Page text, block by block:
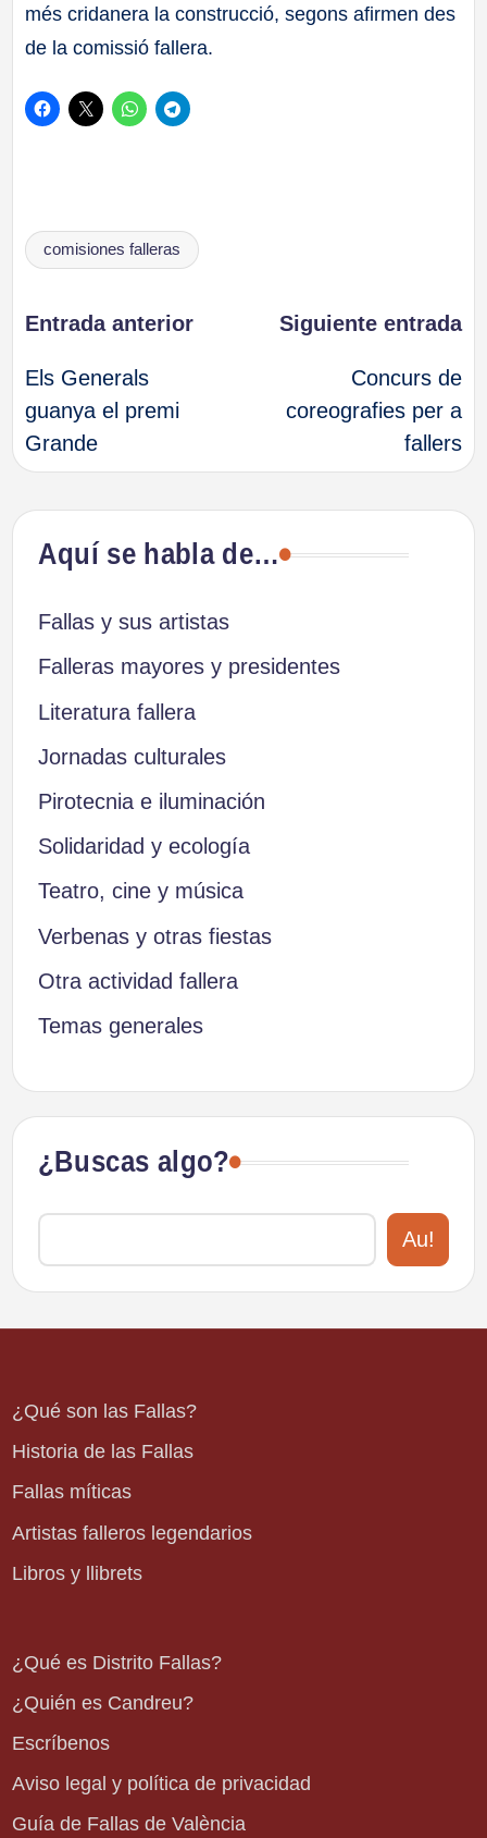
més cridanera la construcció, segons afirmen des
de la comissió fallera.
Etiquetas:
comisiones falleras
Navegación
de
entradas
Entrada anterior
Els Generals
guanya el premi
Grande
Siguiente entrada
Concurs de
coreografies per a
fallers
Aquí se habla de…
Fallas y sus artistas
Falleras mayores y presidentes
Literatura fallera
Jornadas culturales
Pirotecnia e iluminación
Solidaridad y ecología
Teatro, cine y música
Verbenas y otras fiestas
Otra actividad fallera
Temas generales
¿Buscas algo?
Au!
¿Qué son las Fallas?
Historia de las Fallas
Fallas míticas
Artistas falleros legendarios
Libros y llibrets
¿Qué es Distrito Fallas?
¿Quién es Candreu?
Escríbenos
Aviso legal y política de privacidad
Guía de Fallas de València